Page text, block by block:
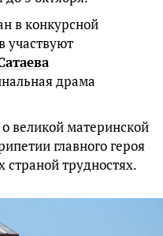
в конкурсной
участвуют
драма
великой материнской
главного героя
страной трудностях.